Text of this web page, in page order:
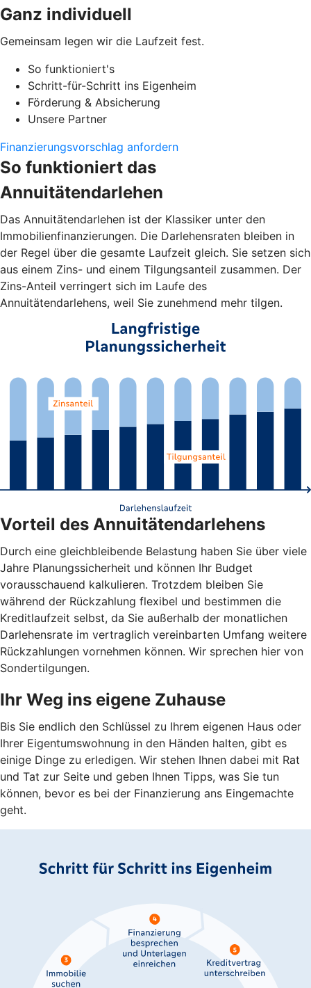
Ganz individuell
Gemeinsam legen wir die Laufzeit fest.
So funktioniert's
Schritt-für-Schritt ins Eigenheim
Förderung & Absicherung
Unsere Partner
Finanzierungsvorschlag anfordern
So funktioniert das
Annuitätendarlehen
Das Annuitätendarlehen ist der Klassiker unter den
Immobilienfinanzierungen. Die Darlehensraten bleiben in
der Regel über die gesamte Laufzeit gleich. Sie setzen sich
aus einem Zins- und einem Tilgungsanteil zusammen. Der
Zins-Anteil verringert sich im Laufe des
Annuitätendarlehens, weil Sie zunehmend mehr tilgen.
Vorteil des Annuitätendarlehens
Durch eine gleichbleibende Belastung haben Sie über viele
Jahre Planungssicherheit und können Ihr Budget
vorausschauend kalkulieren. Trotzdem bleiben Sie
während der Rückzahlung flexibel und bestimmen die
Kreditlaufzeit selbst, da Sie außerhalb der monatlichen
Darlehensrate im vertraglich vereinbarten Umfang weitere
Rückzahlungen vornehmen können. Wir sprechen hier von
Sondertilgungen.
Ihr Weg ins eigene Zuhause
Bis Sie endlich den Schlüssel zu Ihrem eigenen Haus oder
Ihrer Eigentumswohnung in den Händen halten, gibt es
einige Dinge zu erledigen. Wir stehen Ihnen dabei mit Rat
und Tat zur Seite und geben Ihnen Tipps, was Sie tun
können, bevor es bei der Finanzierung ans Eingemachte
geht.